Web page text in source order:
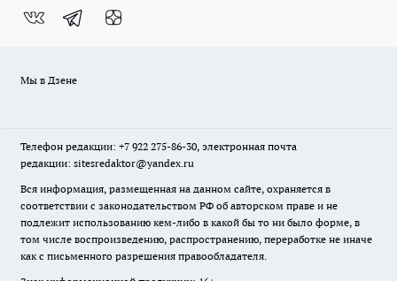
Мы в Дзене
Телефон редакции: +7 922 275-86-30, электронная почта
редакции: sitesredaktor@yandex.ru
Вся информация, размещенная на данном сайте, охраняется в
соответствии с законодательством РФ об авторском праве и не
подлежит использованию кем-либо в какой бы то ни было форме, в
том числе воспроизведению, распространению, переработке не иначе
как с письменного разрешения правообладателя.